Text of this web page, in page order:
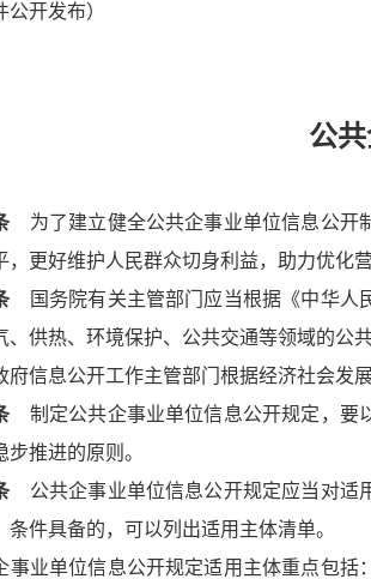
公开发布）
公
为了建立健全公共企事业单位信息公开
，更好维护人民群众切身利益，助力优化
国务院有关主管部门应当根据《中华人
、供热、环境保护、公共交通等领域的公
府信息公开工作主管部门根据经济社会发
制定公共企事业单位信息公开规定，要
步推进的原则。
公共企事业单位信息公开规定应当对适
条件具备的，可以列出适用主体清单。
事业单位信息公开规定适用主体重点包括